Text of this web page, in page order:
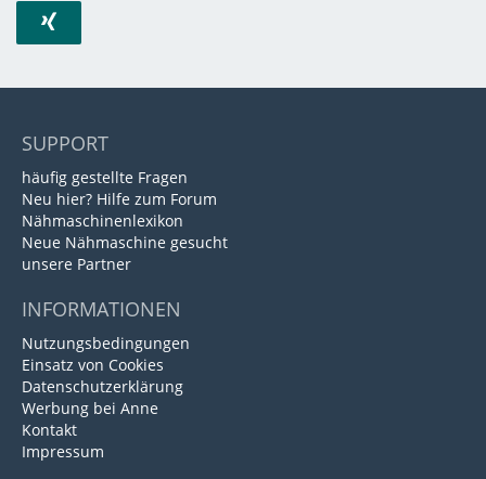
SUPPORT
häufig gestellte Fragen
Neu hier? Hilfe zum Forum
Nähmaschinenlexikon
Neue Nähmaschine gesucht
unsere Partner
INFORMATIONEN
Nutzungsbedingungen
Einsatz von Cookies
Datenschutzerklärung
Werbung bei Anne
Kontakt
Impressum